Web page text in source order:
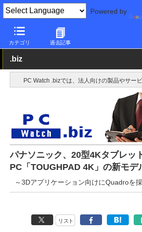
Powered by
カテゴリ 過去記事
PC Watch パソコン/タブレット/スマート
.biz
PC Watch .bizでは、法人向けの製品やサー
パナソニック、20型4Kタブレッ
PC「TOUGHPAD 4K」の新モデ
～3Dアプリケーション向けにQuadroを
リスト